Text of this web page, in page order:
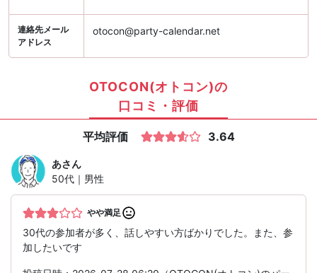
連絡先メール
アドレス
otocon@party-calendar.net
OTOCON(オトコン)の
口コミ・評価
平均評価 3.64
あさん
50代｜男性
やや満足
30代の参加者が多く、話しやすい方ばかりでした。また、参
加したいです